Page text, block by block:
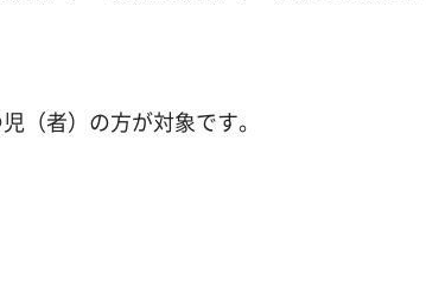
（者）の方が対象です。